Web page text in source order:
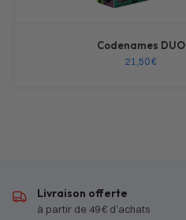
Codenames DUO
21,50€
Livraison offerte
à partir de 49 € d’achats